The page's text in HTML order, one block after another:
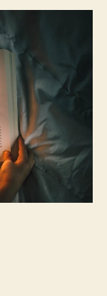
好
故
讲
的
有
感
染
力